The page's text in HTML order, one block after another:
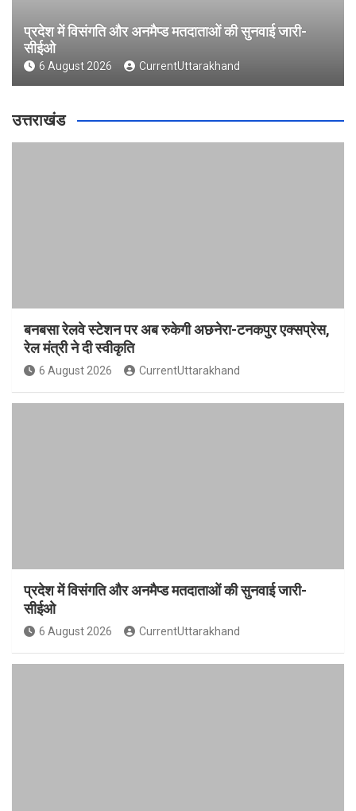
प्रदेश में विसंगति और अनमैप्ड मतदाताओं की सुनवाई जारी-
सीईओ
6 August 2026 CurrentUttarakhand
उत्तराखंड
बनबसा रेलवे स्टेशन पर अब रुकेगी अछनेरा-टनकपुर एक्सप्रेस,
रेल मंत्री ने दी स्वीकृति
6 August 2026 CurrentUttarakhand
प्रदेश में विसंगति और अनमैप्ड मतदाताओं की सुनवाई जारी-
सीईओ
6 August 2026 CurrentUttarakhand